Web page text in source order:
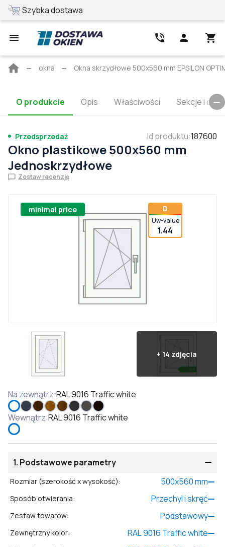
Szybka dostawa
Strona
okna Okna skrzydłowe 500x560 mm EPSILON
O produkcie Opis Właściwości Sekcje i
Przedsprzedaż Id produktu:187600
Okno plastikowe 500x560 mm
Jednoskrzydłowe
Zostaw recenzję
minimal price D
Uw-value
1.44
+ 14 zdjęcia
Na zewnątrz:RAL 9016 Traffic white
Wewnątrz:RAL 9016 Traffic white
1. Podstawowe parametry
Rozmiar (szerokość x wysokość): 500x560mm
Sposób otwierania: Przechyl i skręć
Zestaw towarów: Podstawowy
Zewnętrzny kolor: RAL 9016 Traffic white